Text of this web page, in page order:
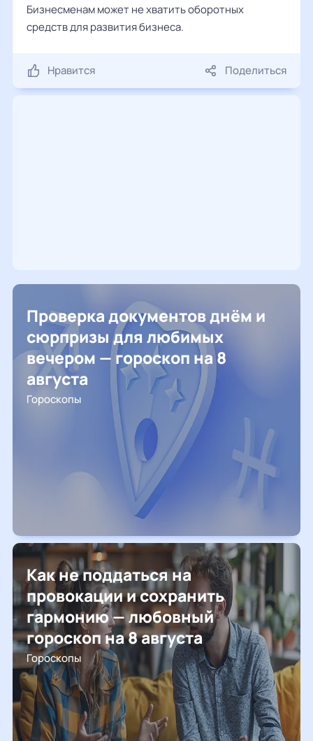
Бизнесменам может не хватить оборотных
средств для развития бизнеса.
Нравится Поделиться
Проверка документов днём и
сюрпризы для любимых
вечером — гороскоп на 8
августа
Гороскопы
Как не поддаться на
провокации и сохранить
гармонию — любовный
гороскоп на 8 августа
Гороскопы